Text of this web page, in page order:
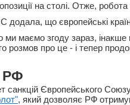
на столі. Отже, робота
додала, що європейські
маємо згоду зараз,
розмов про це - і тепер
РФ
санкцій Європейського
, який дозволяє РФ